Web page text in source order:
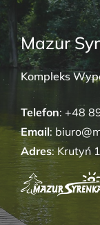
Mazur
Kompleks
Telefon: +48
Email:
Adres: Krutyń